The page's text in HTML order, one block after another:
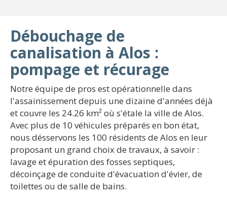
Débouchage de
canalisation à Alos :
pompage et récurage
Notre équipe de pros est opérationnelle dans
l'assainissement depuis une dizaine d'années déjà
et couvre les 24.26 km² où s'étale la ville de Alos.
Avec plus de 10 véhicules préparés en bon état,
nous désservons les 100 résidents de Alos en leur
proposant un grand choix de travaux, à savoir :
lavage et épuration des fosses septiques,
décoinçage de conduite d'évacuation d'évier, de
toilettes ou de salle de bains.